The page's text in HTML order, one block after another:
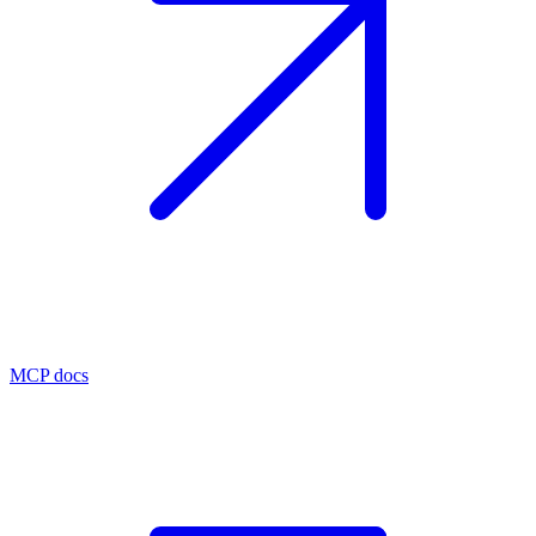
MCP docs